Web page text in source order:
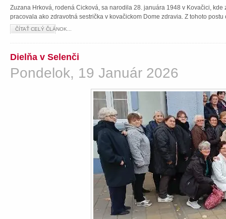
Zuzana Hrková, rodená Cicková, sa narodila 28. januára 1948 v Kovačici,
pracovala ako zdravotná sestrička v kovačickom Dome zdravia. Z tohoto
ČÍTAŤ CELÝ ČLÁNOK...
Dielňa v Selenči
Pondelok, 19 Január 2026